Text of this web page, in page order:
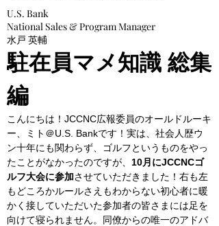
U.S. Bank
National Sales & Program Manager
水戸 英輔
駐在員マメ知識 総集
編
こんにちは！JCCNC広報委員のオールドルーキ
ー、ミト＠U.S. Bankです！実は、社会人歴ウ
ン十年にも関わらず、ゴルフというものをやっ
たことがなかったのですが、 10月にJCCNCゴ
ルフ大会に参加させていただきました！右も左
もどころかルールさえもわからない初心者に暖
かく接していただいた参加者の皆さまには足を
向けて寝られません。同僚からの唯一のアドバ